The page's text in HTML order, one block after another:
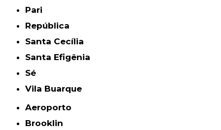
Pari
República
Santa Cecília
Santa Efigênia
Sé
Vila Buarque
Aeroporto
Brooklin